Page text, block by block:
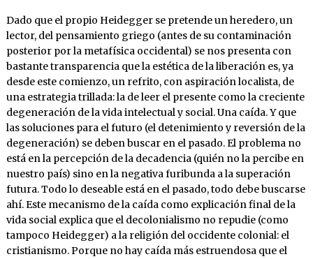
Dado que el propio Heidegger se pretende un heredero, un
lector, del pensamiento griego (antes de su contaminación
posterior por la metafísica occidental) se nos presenta con
bastante transparencia que la estética de la liberación es, ya
desde este comienzo, un refrito, con aspiración localista, de
una estrategia trillada: la de leer el presente como la creciente
degeneración de la vida intelectual y social. Una caída. Y que
las soluciones para el futuro (el detenimiento y reversión de la
degeneración) se deben buscar en el pasado. El problema no
está en la percepción de la decadencia (quién no la percibe en
nuestro país) sino en la negativa furibunda a la superación
futura. Todo lo deseable está en el pasado, todo debe buscarse
ahí. Este mecanismo de la caída como explicación final de la
vida social explica que el decolonialismo no repudie (como
tampoco Heidegger) a la religión del occidente colonial: el
cristianismo. Porque no hay caída más estruendosa que el